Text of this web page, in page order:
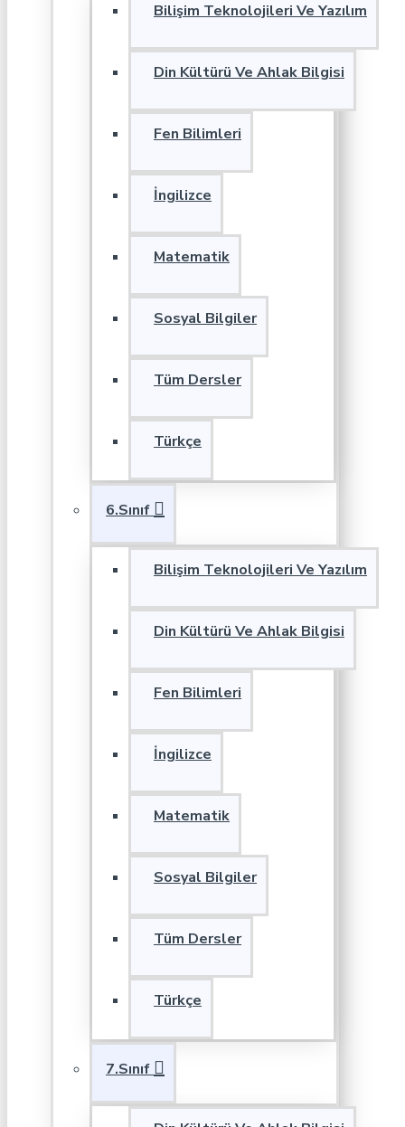
Bilişim Teknolojileri Ve Yazılım
Din Kültürü Ve Ahlak Bilgisi
Fen Bilimleri
İngilizce
Matematik
Sosyal Bilgiler
Tüm Dersler
Türkçe
6.Sınıf
Bilişim Teknolojileri Ve Yazılım
Din Kültürü Ve Ahlak Bilgisi
Fen Bilimleri
İngilizce
Matematik
Sosyal Bilgiler
Tüm Dersler
Türkçe
7.Sınıf